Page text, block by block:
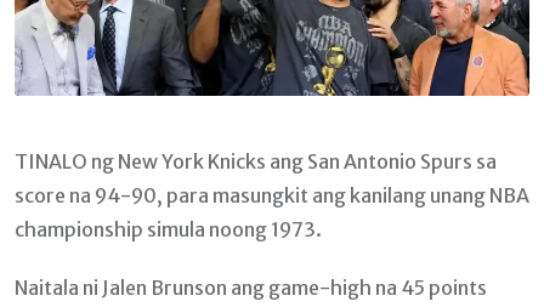
TINALO ng New York Knicks ang San Antonio Spurs sa
score na 94-90, para masungkit ang kanilang unang NBA
championship simula noong 1973.
Naitala ni Jalen Brunson ang game-high na 45 points